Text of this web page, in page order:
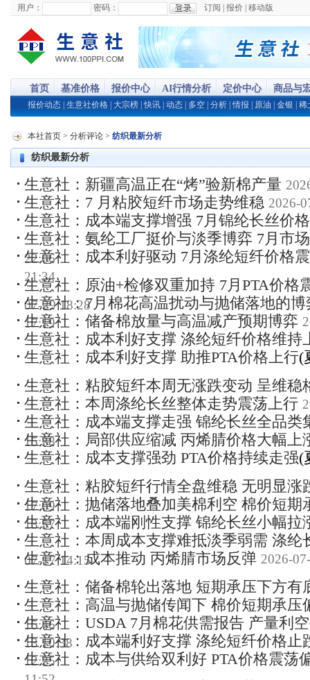
用户： 密码： 订阅 报价 移动版
首页 基准价格 报价中心 AI行情分析 定价中心 商品与
报价动态 生意社价格 大宗榜 |快讯 动态 多空 分析 |情报 原油 金银 稀
本社首页 > 分析评论 > 纺织最新分析
纺织最新分析
生意社：新疆高温正在“烤”验新棉产量
生意社：7 月粘胶短纤市场走势维稳 2026-
生意社：成本端支撑增强 7月锦纶长丝价
生意社：氨纶工厂挺价与淡季博弈 7月市
22:06
生意社：成本利好驱动 7月涤纶短纤价格
21:34
生意社：原油+检修双重加持 7月PTA价格
07-29 18:28
生意社：7月棉花高温扰动与抛储落地的博
17:19
生意社：储备棉放量与高温减产预期博弈
生意社：成本利好支撑 涤纶短纤价格维持
生意社：成本利好支撑 助推PTA价格上行(
生意社：粘胶短纤本周无涨跌变动 呈维稳
生意社：本周涤纶长丝整体走势震荡上行
生意社：成本端支撑走强 锦纶长丝全品类
15:38
生意社：局部供应缩减 丙烯腈价格大幅上
生意社：成本支撑强劲 PTA价格持续走强(
生意社：粘胶短纤行情全盘维稳 无明显涨
17:09
生意社：抛储落地叠加美棉利空 棉价短期
13:57
生意社：成本端刚性支撑 锦纶长丝小幅拉
生意社：本周成本支撑难抵淡季弱需 涤纶
07-17 14:15
生意社：成本推动 丙烯腈市场反弹 2026-
生意社：储备棉轮出落地 短期承压下方有
生意社：高温与抛储传闻下 棉价短期承压
15:46
生意社：USDA 7月棉花供需报告 产量利
13 10:38
生意社：成本端利好支撑 涤纶短纤价格止
12:25
生意社：成本与供给双利好 PTA价格震荡